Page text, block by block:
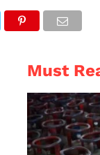
ENTERTAINMENT
Must